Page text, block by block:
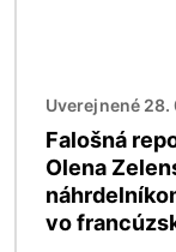
Uverejnené 28.
Falošná
Olena
vo